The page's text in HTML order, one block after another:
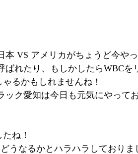
VS アメリカがちょうど今やっ
れたり、もしかしたらWBCを
るかもしれませんね！
ク愛知は今日も元気にやって
ね！
うなるかとハラハラしておりま